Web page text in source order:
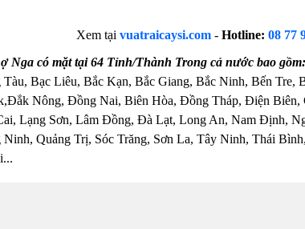
Xem tạivuatraicaysi.com -Hotline:08 77
Nga có mặt tại 64 Tỉnh/Thành Trong cả nước bao gồm:
Bạc Liêu, Bắc Kạn, Bắc Giang, Bắc Ninh, Bến
Nông, Đồng Nai, Biên Hòa, Đồng Tháp, Điện
Lạng Sơn, Lâm Đồng, Đà Lạt, Long An, Nam Định,
Quảng Trị, Sóc Trăng, Sơn La, Tây Ninh, Thái